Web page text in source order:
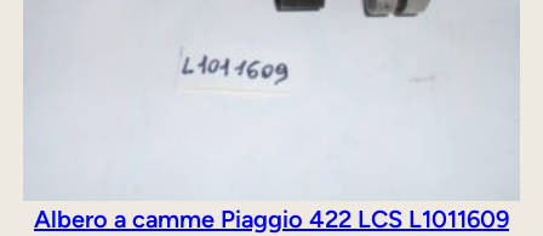
Albero a camme Piaggio 422 LCS L1011609